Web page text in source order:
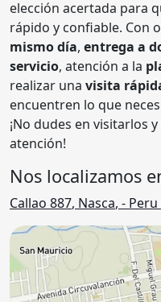
elección acertada para
rápido y confiable. Con
mismo día, entrega a
servicio, atención a la
realizar una visita
encuentren lo que
¡No dudes en visitarlos
atención!
Nos localizamos
Callao 887, Nasca, - Peru